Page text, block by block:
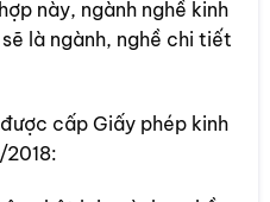
này, ngành nghề kinh
là ngành, nghề chi tiết
cấp Giấy phép kinh